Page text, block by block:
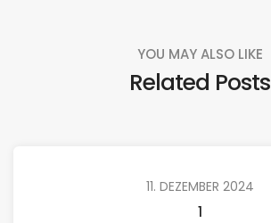
YOU MAY ALSO LIKE
Related Posts
11. DEZEMBER 2024
1